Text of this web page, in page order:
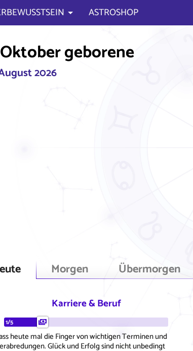
ASTROSHOP
geborene
2026
Morgen Übermorgen
Karriere & Beruf
1/5
heute mal die Finger von wichtigen Terminen und
Glück und Erfolg sind nicht unbedingt